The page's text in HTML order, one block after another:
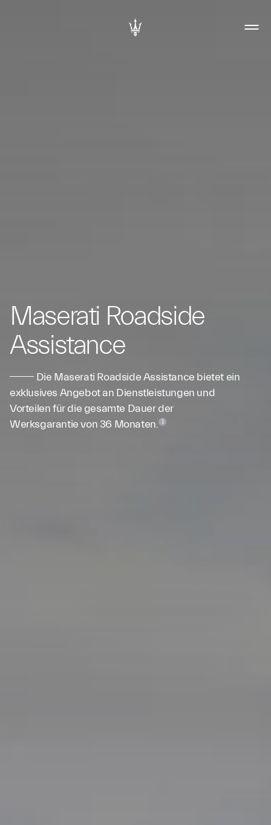
Maserati Roadside
Assistance
Die Maserati Roadside Assistance bietet ein
exklusives Angebot an Dienstleistungen und
Vorteilen für die gesamte Dauer der
Werksgarantie von 36 Monaten. 1